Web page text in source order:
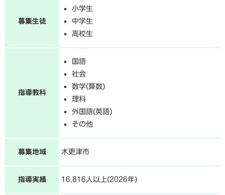
募集生徒
小学生
中学生
高校生
指導教科
国語
社会
数学(算数)
理科
外国語(英語)
その他
募集地域 木更津市
指導実績 16,816人以上(2026年)